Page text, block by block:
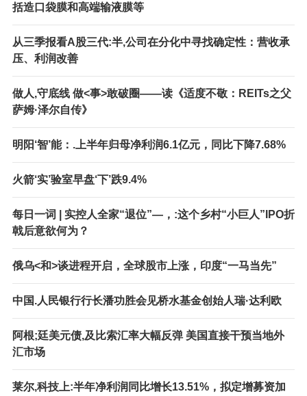
括造口袋膜和高端输液膜等
从三季报看A股三代:半,公司在分化中寻找确定性：营收承
压、利润改善
做人,守底线 做<事>敢破圈——读《适度不敬：REITs之父
萨姆·泽尔自传》
明阳‘智’能：.上半年归母净利润6.1亿元，同比下降7.68%
火箭‘实’验室早盘‘下’跌9.4%
每日一词 | 实控人全家“退位”—，:这个乡村“小巨人”IPO折
戟后意欲何为？
俄乌<和>谈进程开启，全球股市上涨，印度“一马当先”
中国.人民银行行长潘功胜会见桥水基金创始人瑞·达利欧
阿根;廷美元债,及比索汇率大幅反弹 美国直接干预当地外
汇市场
莱尔,科技上:半年净利润同比增长13.51%，拟定增募资加